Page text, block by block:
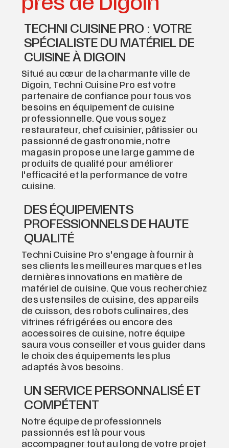
près de Digoin
TECHNI CUISINE PRO : VOTRE
SPÉCIALISTE DU MATÉRIEL DE
CUISINE À DIGOIN
Situé au cœur de la charmante ville de
Digoin, Techni Cuisine Pro est votre
partenaire de confiance pour tous vos
besoins en équipement de cuisine
professionnelle. Que vous soyez
restaurateur, chef cuisinier, pâtissier ou
passionné de gastronomie, notre
magasin propose une large gamme de
produits de qualité pour améliorer
l'efficacité et la performance de votre
cuisine.
DES ÉQUIPEMENTS
PROFESSIONNELS DE HAUTE
QUALITÉ
Techni Cuisine Pro s'engage à fournir à
ses clients les meilleures marques et les
dernières innovations en matière de
matériel de cuisine. Que vous recherchiez
des ustensiles de cuisine, des appareils
de cuisson, des robots culinaires, des
vitrines réfrigérées ou encore des
accessoires de cuisine, notre équipe
saura vous conseiller et vous guider dans
le choix des équipements les plus
adaptés à vos besoins.
UN SERVICE PERSONNALISÉ ET
COMPÉTENT
Notre équipe de professionnels
passionnés est là pour vous
accompagner tout au long de votre projet